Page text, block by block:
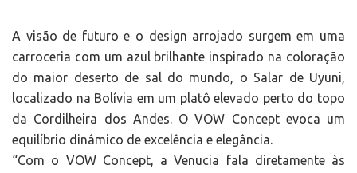
A visão de futuro e o design arrojado surgem em uma
carroceria com um azul brilhante inspirado na coloração
do maior deserto de sal do mundo, o Salar de Uyuni,
localizado na Bolívia em um platô elevado perto do topo
da Cordilheira dos Andes. O VOW Concept evoca um
equilíbrio dinâmico de excelência e elegância.
“Com o VOW Concept, a Venucia fala diretamente às